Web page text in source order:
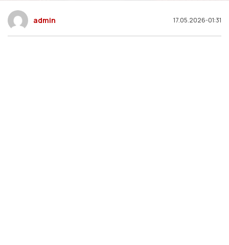
admin 17.05.2026-01:31